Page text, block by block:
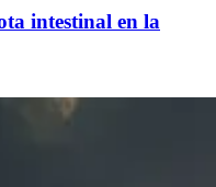
intestinal en la